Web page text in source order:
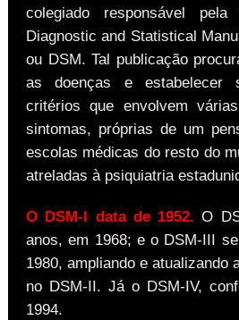
colegiado responsável
Diagnostic and Statistical
ou DSM. Tal publicação
as doenças e estabelecer
critérios que envolvem
sintomas, próprias de um
escolas médicas do resto do
atreladas à psiquiatria
O DSM-I data de 1952. O
anos, em 1968; e o DSM-III
1980, ampliando e
no DSM-II. Já o DSM-IV,
1994.